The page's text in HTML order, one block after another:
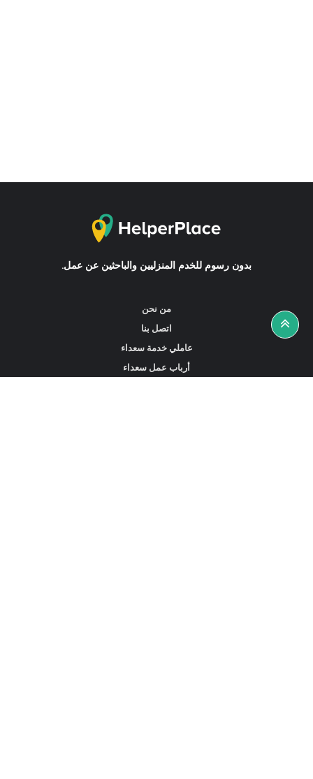
بدون رسوم للخدم المنزليين والباحثين عن عمل.
من نحن
اتصل بنا
عاملي خدمة سعداء
أرباب عمل سعداء